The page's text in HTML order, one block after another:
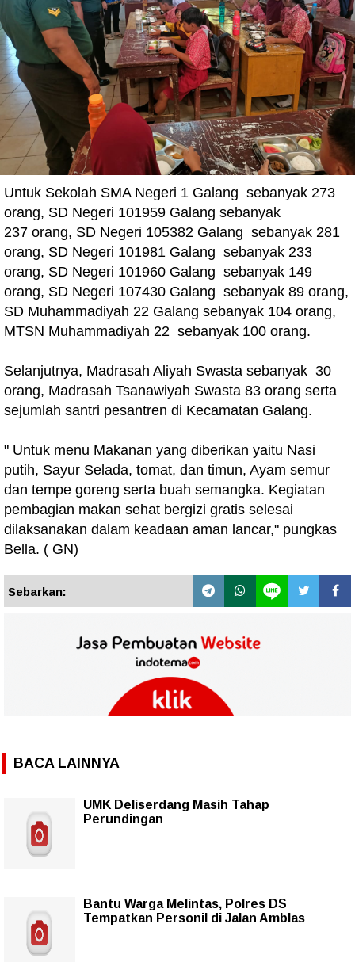
Untuk Sekolah SMA Negeri 1 Galang sebanyak 273⁠
orang, ⁠SD Negeri 101959 Galang sebanyak
237 orang, ⁠SD Negeri 105382 Galang sebanyak 281
orang, SD Negeri 101981 Galang sebanyak 233
orang, SD Negeri 101960 Galang sebanyak 149
orang, SD Negeri 107430 Galang sebanyak 89 orang,
SD Muhammadiyah 22 Galang sebanyak 104 orang,
MTSN Muhammadiyah 22 sebanyak 100 orang.
Selanjutnya, Madrasah Aliyah Swasta sebanyak 30
orang, Madrasah Tsanawiyah Swasta 83 orang serta
sejumlah santri pesantren di Kecamatan Galang.
" Untuk menu Makanan yang diberikan yaitu Nasi
putih, Sayur Selada, tomat, dan timun, Ayam semur
dan tempe goreng serta buah semangka. Kegiatan
pembagian makan sehat bergizi gratis selesai
dilaksanakan dalam keadaan aman lancar," pungkas
Bella. ( GN)
Sebarkan:
BACA LAINNYA
UMK Deliserdang Masih Tahap
Perundingan
Bantu Warga Melintas, Polres DS
Tempatkan Personil di Jalan Amblas